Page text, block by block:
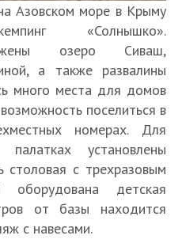
Азовском море в Крыму
«Солнышко».
озеро Сиваш,
а также развалины
много места для домов
поселиться в
номерах. Для
установлены
с трехразовым
детская
от базы находится
с навесами.